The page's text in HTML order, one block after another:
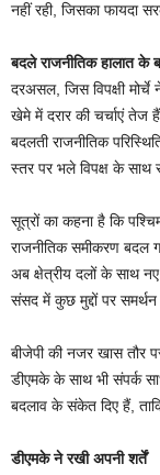
नहीं रही, जिसका फायदा
बदले राजनीतिक हालात के
दरअसल, जिस विपक्षी
खेमे में दरार की चर्चाएं तेज
बदलती राजनीतिक
स्तर पर भले विपक्ष के साथ
सूत्रों का कहना है कि
राजनीतिक समीकरण बदल
अब क्षेत्रीय दलों के साथ नए
संसद में कुछ मुद्दों पर
बीजेपी की नजर खास तौर
डीएमके के साथ भी संपर्क
बदलाव के संकेत दिए हैं,
डीएमके ने रखी अपनी शर्तें